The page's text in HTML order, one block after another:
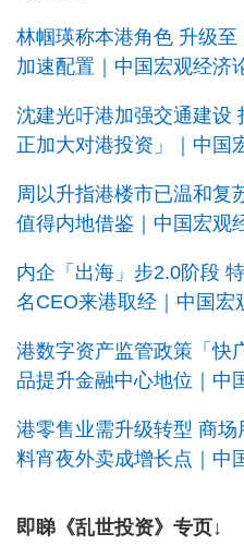
林帼瑛称本港角色 升级
加速配置｜中国宏观经济
沈建光吁港加强交通建设
正加大对港投资」｜中国
周以升指港楼市已温和复
值得内地借鉴｜中国宏观
内企「出海」步2.0阶段
名CEO来港取经｜中国宏
港数字资产监管政策「快
品提升金融中心地位｜中
港零售业需升级转型 商
料宵夜外卖成增长点｜中
即睇《乱世投资》专页↓